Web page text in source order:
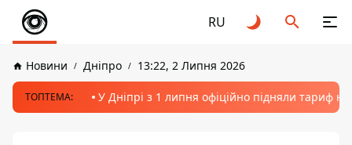
RU
Новини Дніпро 13:22, 2 Липня 2026
ТОПТЕМА: У Дніпрі з 1 липня офіційно підняли тариф